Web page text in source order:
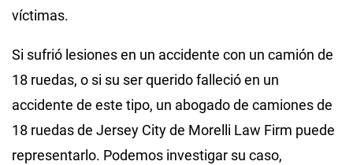
víctimas.
Si sufrió lesiones en un accidente con un camión de
18 ruedas, o si su ser querido falleció en un
accidente de este tipo, un abogado de camiones de
18 ruedas de Jersey City de Morelli Law Firm puede
representarlo. Podemos investigar su caso,